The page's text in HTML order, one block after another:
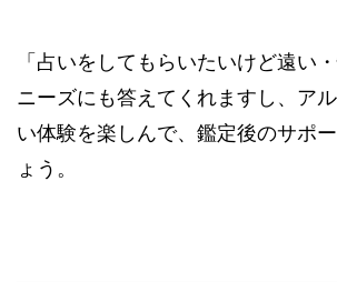
「占いをしてもらいたいけど遠い
ニーズにも答えてくれますし、ア
い体験を楽しんで、鑑定後のサポ
ょう。